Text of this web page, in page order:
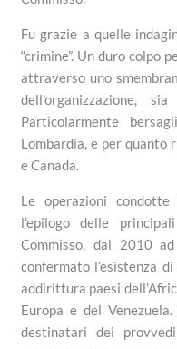
Fu grazie a quelle
“crimine”. Un duro colpo
attraverso uno
dell’organizzazione,
Particolarmente
Lombardia, e per quanto
e Canada.
Le operazioni condotte
l’epilogo delle
Commisso, dal 2010
confermato l’esistenza
addirittura paesi
Europa e del
destinatari dei